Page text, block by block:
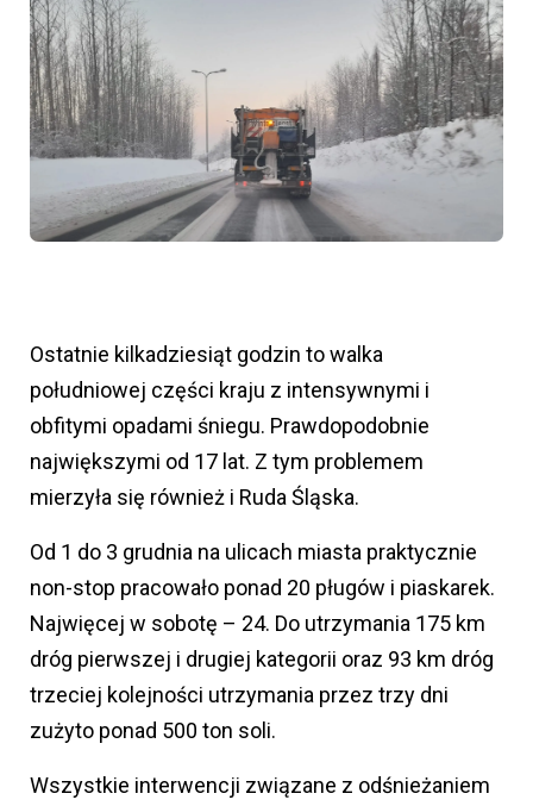
Ostatnie kilkadziesiąt godzin to walka
południowej części kraju z intensywnymi i
obfitymi opadami śniegu. Prawdopodobnie
największymi od 17 lat. Z tym problemem
mierzyła się również i Ruda Śląska.
Od 1 do 3 grudnia na ulicach miasta praktycznie
non-stop pracowało ponad 20 pługów i piaskarek.
Najwięcej w sobotę – 24. Do utrzymania 175 km
dróg pierwszej i drugiej kategorii oraz 93 km dróg
trzeciej kolejności utrzymania przez trzy dni
zużyto ponad 500 ton soli.
Wszystkie interwencji związane z odśnieżaniem